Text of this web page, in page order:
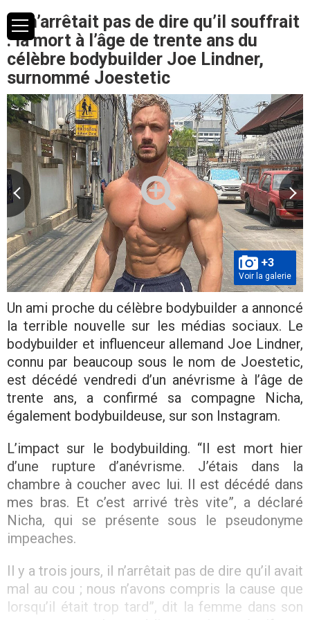
“Il n’arrêtait pas de dire qu’il souffrait
: la mort à l’âge de trente ans du
célèbre bodybuilder Joe Lindner,
surnommé Joestetic
+3
Voir la galerie
Un ami proche du célèbre bodybuilder a annoncé
la terrible nouvelle sur les médias sociaux. Le
bodybuilder et influenceur allemand Joe Lindner,
connu par beaucoup sous le nom de Joestetic,
est décédé vendredi d’un anévrisme à l’âge de
trente ans, a confirmé sa compagne Nicha,
également bodybuildeuse, sur son Instagram.
L’impact sur le bodybuilding. “Il est mort hier
d’une rupture d’anévrisme. J’étais dans la
chambre à coucher avec lui. Il est décédé dans
mes bras. Et c’est arrivé très vite”, a déclaré
Nicha, qui se présente sous le pseudonyme
impeaches.
Il y a trois jours, il n’arrêtait pas de dire qu’il avait
mal au cou ; nous n’avons compris la cause que
lorsqu’il était trop tard”, dit la femme dans son